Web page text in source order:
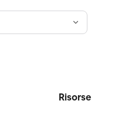
Risorse